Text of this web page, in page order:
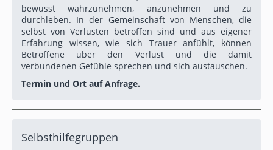
bewusst wahrzunehmen, anzunehmen und zu
durchleben. In der Gemeinschaft von Menschen, die
selbst von Verlusten betroffen sind und aus eigener
Erfahrung wissen, wie sich Trauer anfühlt, können
Betroffene über den Verlust und die damit
verbundenen Gefühle sprechen und sich austauschen.
Termin und Ort auf Anfrage.
Selbsthilfegruppen